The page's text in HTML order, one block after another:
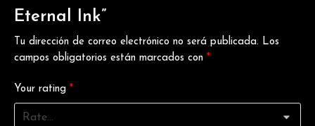
Eternal Ink”
Tu dirección de correo electrónico no será publicada. Los
campos obligatorios están marcados con *
Your rating *